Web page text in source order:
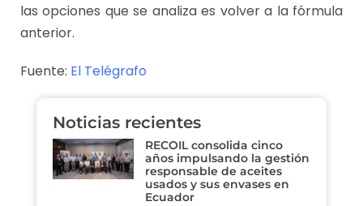
las opciones que se analiza es volver a la fórmula
anterior.
Fuente: El Telégrafo
Noticias recientes
RECOIL consolida cinco
años impulsando la gestión
responsable de aceites
usados y sus envases en
Ecuador